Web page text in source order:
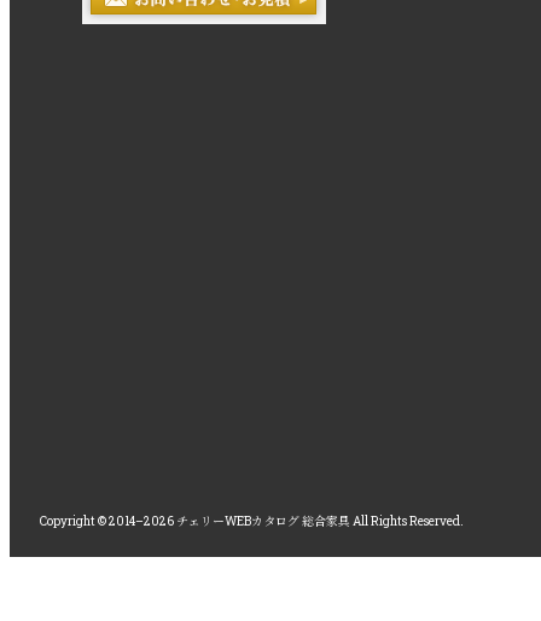
Copyright © 2014–2026 チェリーWEBカタログ 総合家具 All Rights Reserved.